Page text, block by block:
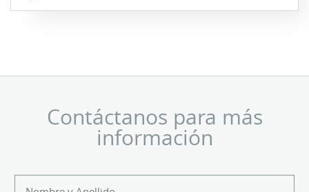
Contáctanos para más
información